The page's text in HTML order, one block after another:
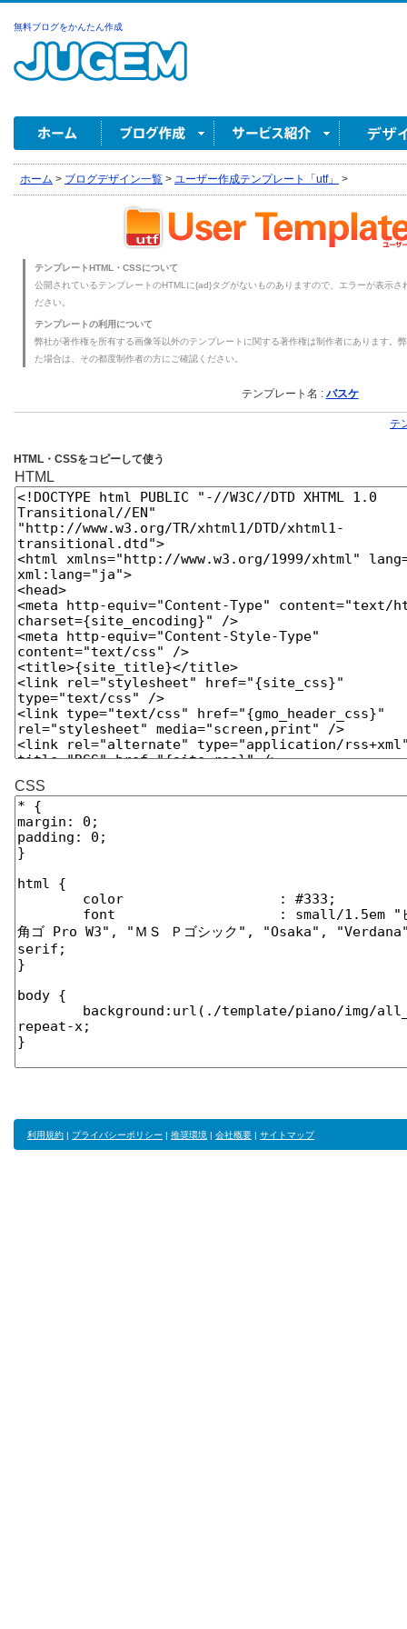
無料ブログをかんたん作成
ホーム > ブログデザイン一覧 > ユーザー作成テンプレート「utf」 >
テンプレートHTML・CSSについて
公開されているテンプレートのHTMLに{ad}タグがないものありますので、エラーが表示
ださい。
テンプレートの利用について
弊社が著作権を所有する画像等以外のテンプレートに関する著作権は制作者にあります。
た場合は、その都度制作者の方にご確認ください。
テンプレート名 : バスケ
テ
HTML・CSSをコピーして使う
HTML
CSS
利用規約 | プライバシーポリシー | 推奨環境 | 会社概要 | サイトマップ